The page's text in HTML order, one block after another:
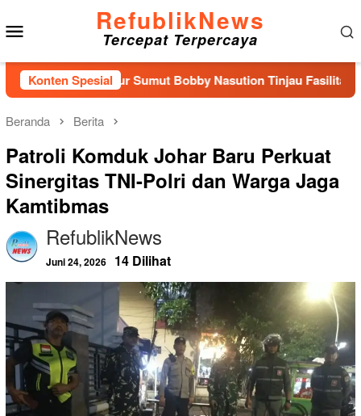
ke
konten
RefublikNews
Tercepat Terpercaya
Konten Spesial
Gubernur Sumut Bobby Nasution Tinjau Fasilitas
Beranda Berita
Patroli Komduk Johar Baru Perkuat
Sinergitas TNI-Polri dan Warga Jaga
Kamtibmas
RefublikNews
Juni 24, 2026 14 Dilihat